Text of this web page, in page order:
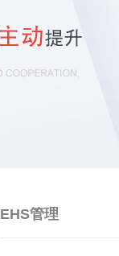
EHS管理